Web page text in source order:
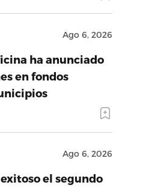
Ago 6, 2026
ha anunciado
en fondos
Ago 6, 2026
el segundo